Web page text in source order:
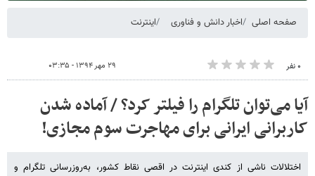
صفحه اصلی اخبار دانش و فناوری اینترنت
۰ نفر ۲۹ مهر ۱۳۹۴ - ۰۳:۳۵
آیا می‌توان تلگرام را فیلتر کرد؟ / آماده شدن
کاربرانی ایرانی برای مهاجرت سوم مجازی!
اختلالات ناشی از کندی اینترنت در اقصی نقاط کشور، به‌روزرسانی تلگرام و